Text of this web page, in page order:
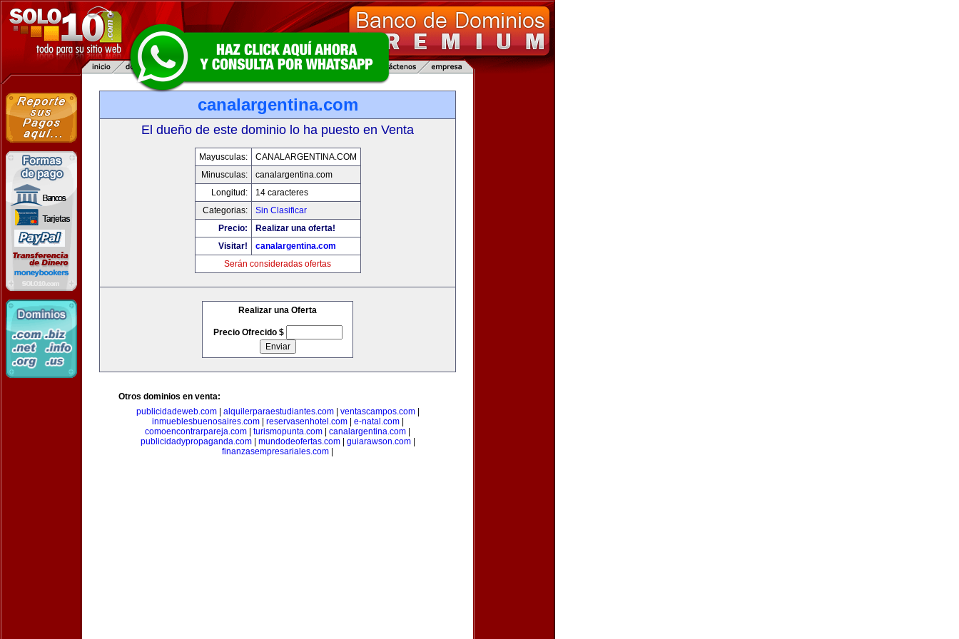
canalargentina.com
El dueño de este dominio lo ha puesto en Venta
Mayusculas:
CANALARGENTINA.COM
Minusculas:
canalargentina.com
Longitud:
14 caracteres
Categorias:
Sin Clasificar
Precio:
Realizar una oferta!
Visitar!
canalargentina.com
Serán consideradas ofertas
Realizar una Oferta
Precio Ofrecido $
Otros dominios en venta:
publicidadeweb.com| alquilerparaestudiantes.com| ventascampos.com|
inmueblesbuenosaires.com| reservasenhotel.com| e-natal.com|
comoencontrarpareja.com
turismopunta.com canalargentina.com
publicidadypropaganda.com| mundodeofertas.com| guiarawson.com|
finanzasempresariales.com